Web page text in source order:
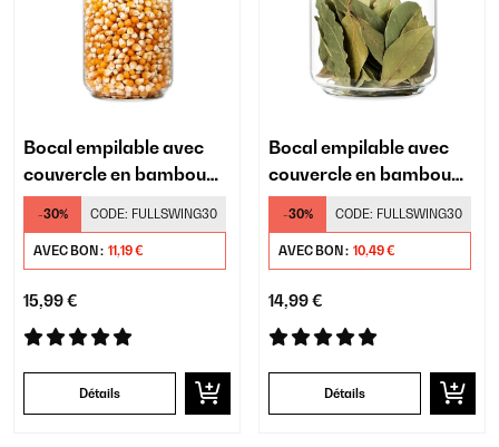
Bocal empilable avec
couvercle en bambou
580 ml
-30% CODE: FULLSWING30
AVEC BON : 11,19 €
15,99 €
Détails
Bocal empilable avec
couvercle en bambou
320 ml
-30% CODE: FULLSWING30
AVEC BON : 10,49 €
14,99 €
Détails